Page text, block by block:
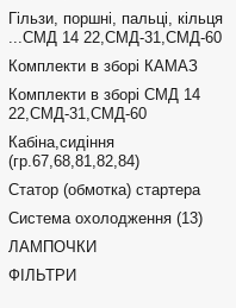
Гільзи, поршні, пальці, кільця
...СМД 14 22,СМД-31,СМД-60
Комплекти в зборі КАМАЗ
Комплекти в зборі СМД 14
22,СМД-31,СМД-60
Кабіна,сидіння
(гр.67,68,81,82,84)
Статор (обмотка) стартера
Система охолодження (13)
ЛАМПОЧКИ
ФІЛЬТРИ